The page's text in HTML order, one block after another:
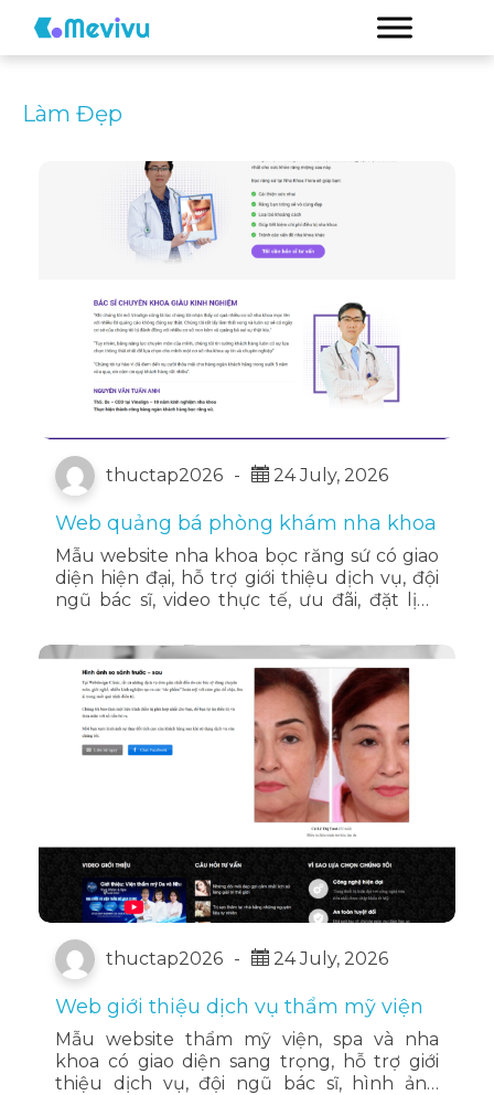
Làm Đẹp
thuctap2026 - 24 July, 2026
Web quảng bá phòng khám nha khoa
Mẫu website nha khoa bọc răng sứ có giao
diện hiện đại, hỗ trợ giới thiệu dịch vụ, đội
ngũ bác sĩ, video thực tế, ưu đãi, đặt lịch
quả
thuctap2026 - 24 July, 2026
Web giới thiệu dịch vụ thẩm mỹ viện
Mẫu website thẩm mỹ viện, spa và nha
khoa có giao diện sang trọng, hỗ trợ giới
thiệu dịch vụ, đội ngũ bác sĩ, hình ảnh